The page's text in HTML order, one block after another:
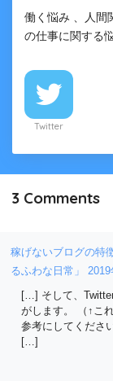
働く悩み 、人間
の仕事に関する
Twitter
3 Comments
稼げないブログの特
るふわな日常」
[…] そして、
がします。 （↑こ
参考にしてくださ
[…]